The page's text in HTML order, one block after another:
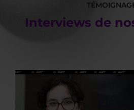
Interviews de